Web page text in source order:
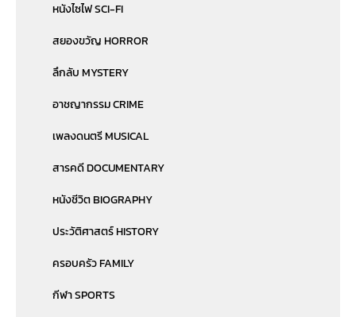
หนังไซไฟ SCI-FI
สยองขวัญ HORROR
ลึกลับ MYSTERY
อาชญากรรม CRIME
เพลงดนตรี MUSICAL
สารคดี DOCUMENTARY
หนังชีวิต BIOGRAPHY
ประวัติศาสตร์ HISTORY
ครอบครัว FAMILY
กีฬา SPORTS